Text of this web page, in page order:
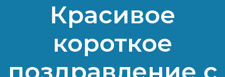
Красивое
короткое